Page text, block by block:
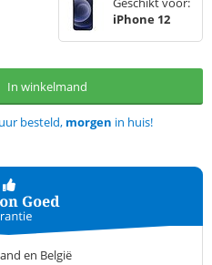
iPhone 12
In winkelmand
besteld, morgen in huis!
en België